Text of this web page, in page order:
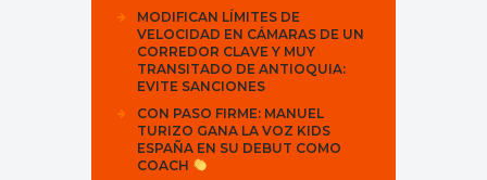
MODIFICAN LÍMITES DE
VELOCIDAD EN CÁMARAS DE UN
CORREDOR CLAVE Y MUY
TRANSITADO DE ANTIOQUIA:
EVITE SANCIONES
CON PASO FIRME: MANUEL
TURIZO GANA LA VOZ KIDS
ESPAÑA EN SU DEBUT COMO
COACH